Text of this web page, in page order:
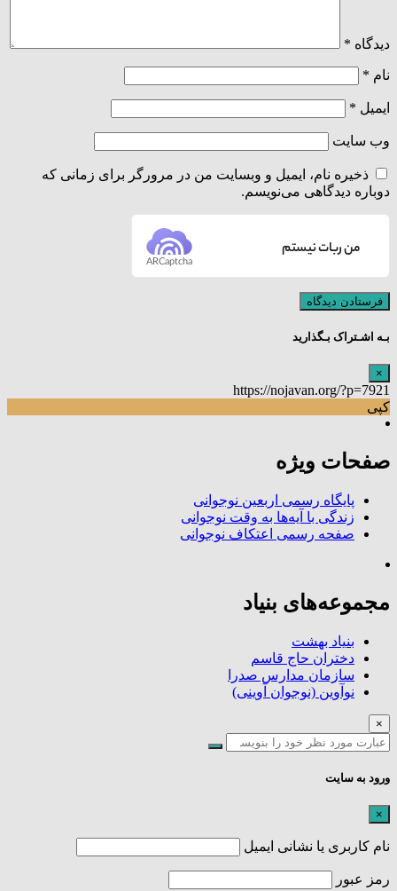
دیدگاه *
نام *
ایمیل *
وب‌ سایت
ذخیره نام، ایمیل و وبسایت من در مرورگر برای زمانی که
دوباره دیدگاهی می‌نویسم.
من ربات نیستم
ARCaptcha
بـه اشـتراک بـگذارید
×
https://nojavan.org/?p=7921
کپی
صفحات ویژه
پایگاه رسمی اربعین نوجوانی
زندگی با آیه‌ها به وقت نوجوانی
صفحه رسمی اعتکاف نوجوانی
مجموعه‌های بنیاد
بنیاد بهشت
دختران حاج قاسم
سازمان مدارس صدرا
نوآوین (نوجوان آوینی)
×
ورود به سایت
×
نام کاربری یا نشانی ایمیل
رمز عبور